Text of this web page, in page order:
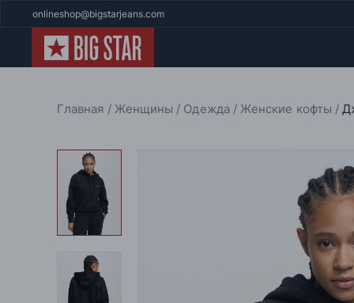
onlineshop@bigstarjeans.com
Главная Женщины Одежда Женские кофты